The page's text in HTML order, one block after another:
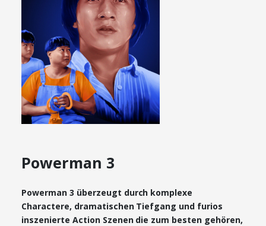
Powerman 3
Powerman 3 überzeugt durch komplexe
Charactere, dramatischen Tiefgang und furios
inszenierte Action Szenen die zum besten gehören,